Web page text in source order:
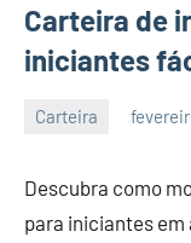
Carteira de
iniciantes
Carteira
Descubra como
para iniciantes em